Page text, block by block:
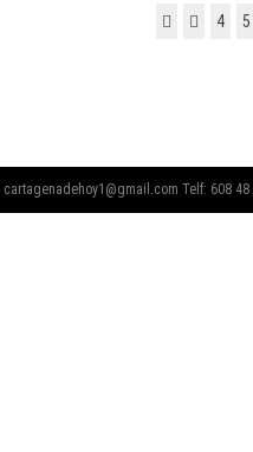
4 5
cartagenadehoy1@gmail.com Telf: 608 48